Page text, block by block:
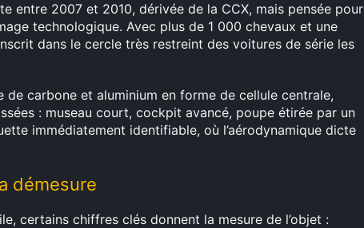
entre 2007 et 2010, dérivée de la CCX, mais pensée pour
technologique. Avec plus de 1 000 chevaux et une
dans le cercle très restreint des voitures de série les
carbone et aluminium en forme de cellule centrale,
: museau court, cockpit avancé, poupe étirée par un
immédiatement identifiable, où l’aérodynamique dicte
démesure
certains chiffres clés donnent la mesure de l’objet :